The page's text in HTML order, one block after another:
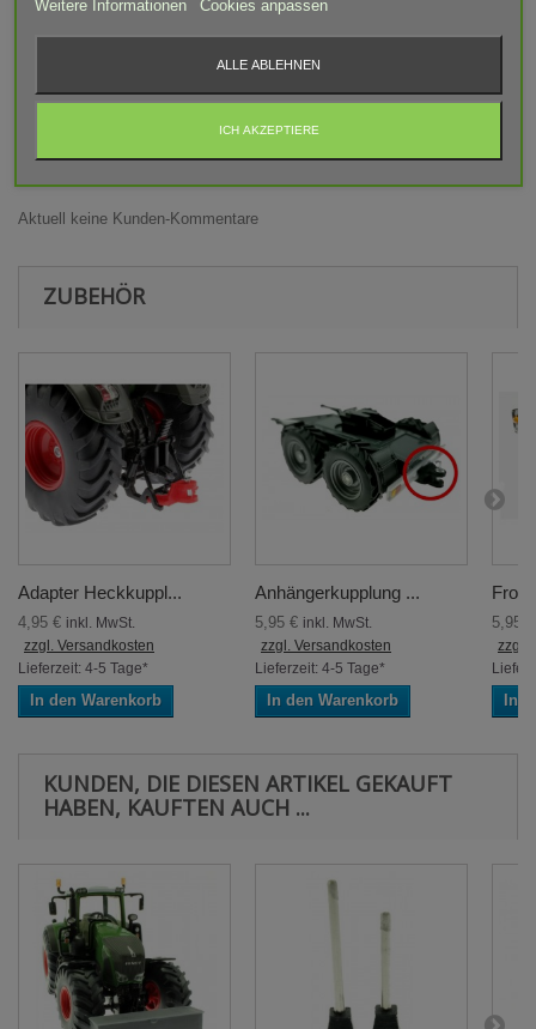
Achtung! Modellbauartikel nicht für Kinder unter 14 Jahren
geeignet! Erstickungsgefahr Aufgrund verschluckbarer und
BEWERTUNGEN
Aktuell keine Kunden-Kommentare
ZUBEHÖR
Adapter Heckkuppl...
4,95 € inkl. MwSt.
zzgl. Versandkosten
Lieferzeit: 4-5 Tage*
In den Warenkorb
Anhängerkupplung ...
5,95 € inkl. MwSt.
zzgl. Versandkosten
Lieferzeit: 4-5 Tage*
In den Warenkorb
5,95
zzgl.
In
KUNDEN, DIE DIESEN ARTIKEL GEKAUFT
HABEN, KAUFTEN AUCH ...
Weitere Informationen Cookies anpassen
ALLE ABLEHNEN
ICH AKZEPTIERE